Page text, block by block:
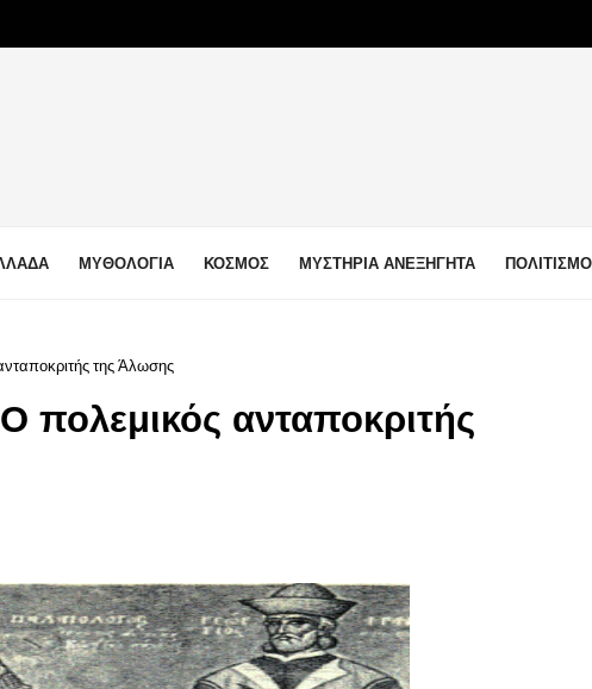
ΜΥΘΟΛΟΓΙΑ ΚΟΣΜΟΣ ΜΥΣΤΗΡΙΑ ΑΝΕΞΗΓΗΤΑ
της Άλωσης
πολεμικός ανταποκριτής